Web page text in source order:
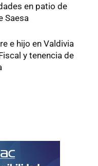
en patio de
Saesa
e hijo en Valdivia
y tenencia de